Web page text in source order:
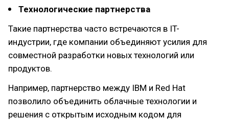
Технологические партнерства
Такие партнерства часто встречаются в IT-
индустрии, где компании объединяют усилия для
совместной разработки новых технологий или
продуктов.
Например, партнерство между IBM и Red Hat
позволило объединить облачные технологии и
решения с открытым исходным кодом для